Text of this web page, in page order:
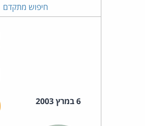
חיפוש מתקדם
6 במרץ 2003